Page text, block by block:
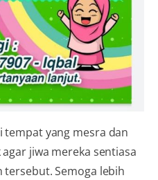
tempat yang mesra dan
jiwa mereka sentiasa
Semoga lebih